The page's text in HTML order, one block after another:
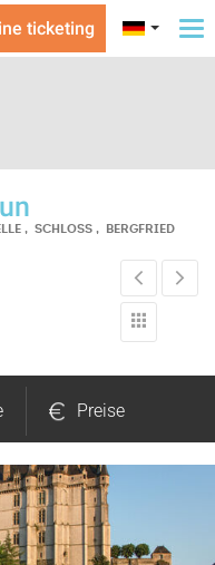
ticketing
, SCHLOSS , BERGFRIED
Preise
Fotos